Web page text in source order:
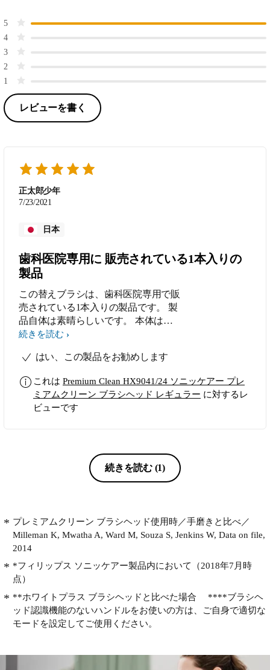
5
4
3
2
1
レビューを書く
正太郎少年
7/23/2021
日本
歯科医院専用に 販売されている1本入りの
製品
この替えブラシは、歯科医院専用で販
売されている1本入りの製品です。 製
品自体は素晴らしいです。 本体は、
歯科医院で同時購入した「Sonicare ソ
フェッショナル HX6489/01」で使用
いですね。 ステインの除去、歯垢の
除去、歯ぐきの健康、など、最適なソ
ニッケアーのブラシヘッドだと思いま
続きを読む
はい、この製品をお勧めします
これは Premium Clean HX9041/24 ソニッケアー プレ
ミアムクリーン ブラシヘッド レギュラー に対するレ
ビューです
続きを読む (1)
プレミアムクリーン ブラシヘッド使用時／手磨きと比べ／
Milleman K, Mwatha A, Ward M, Souza S, Jenkins W, Data on file,
2014
*フィリップス ソニッケアー製品内において（2018年7月時
点）
**ホワイトプラス ブラシヘッドと比べた場合 ****ブラシヘ
ッド認識機能のないハンドルをお使いの方は、ご自身で適切な
モードを設定してご使用ください。